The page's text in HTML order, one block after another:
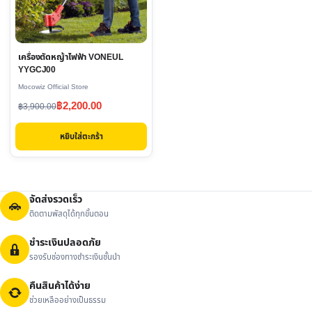
เครื่องตัดหญ้าไฟฟ้า VONEUL
YYGCJ00
Mocowiz Official Store
฿3,900.00
Original
price
฿3,900.00.
฿2,200.00
Current
price
฿2,200.00.
หยิบใส่ตะกร้า
จัดส่งรวดเร็ว
ติดตามพัสดุได้ทุกขั้นตอน
ชำระเงินปลอดภัย
รองรับช่องทางชำระเงินชั้นนำ
คืนสินค้าได้ง่าย
ช่วยเหลืออย่างเป็นธรรม